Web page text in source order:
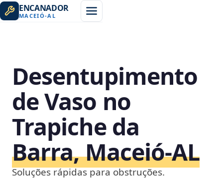
ENCANADOR
MACEIÓ-AL
Desentupimento
de Vaso no
Trapiche da
Barra, Maceió‑AL
Soluções rápidas para obstruções.